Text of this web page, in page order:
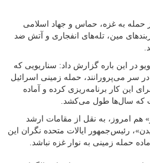
حمله به غزه، حماس و جهاد اسلامی
مین، تله‌های انفجاری و آتش ضد
در این باره گزارش داد: سناریویی که
سر می‌پرورانند، حمله زمینی اسرائیل
این کار برنامه‌ریزی کرده و آماده
که سال‌ها طول می‌کشد.
هم امروز، به نقل از مقامات ارشد
رئیس‌جمهور ایالات متحده نگران این
حمله زمینی به نوار غزه نباشد.